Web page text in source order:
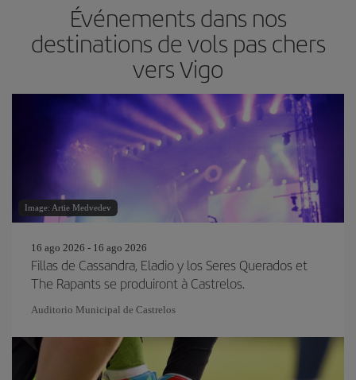
Événements dans nos
destinations de vols pas chers
vers Vigo
Image: Artie Medvedev
16 ago 2026 - 16 ago 2026
Fillas de Cassandra, Eladio y los Seres Querados et
The Rapants se produiront à Castrelos.
Auditorio Municipal de Castrelos